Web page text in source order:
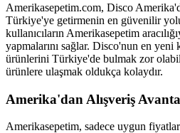
Amerikasepetim.com, Disco
Türkiye'ye getirmenin en güvenilir
kullanıcıların Amerikasepetim
yapmalarını sağlar. Disco'nun en yeni
ürünlerini Türkiye'de bulmak zor
ürünlere ulaşmak oldukça kolaydır.
Amerika'dan Alışveriş
Amerikasepetim, sadece uygun